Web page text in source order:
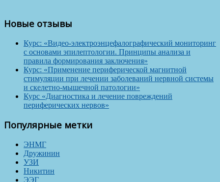
Новые отзывы
Курс: «Видео-электроэнцефалографический мониторинг
с основами эпилептологии. Принципы анализа и
правила формирования заключения»
Курс: «Применение периферической магнитной
стимуляции при лечении заболеваний нервной системы
и скелетно-мышечной патологии»
Курс «Диагностика и лечение повреждений
периферических нервов»
Популярные метки
ЭНМГ
Дружинин
УЗИ
Никитин
ЭЭГ